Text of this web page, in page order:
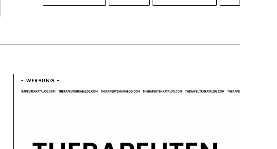
- WERBUNG -